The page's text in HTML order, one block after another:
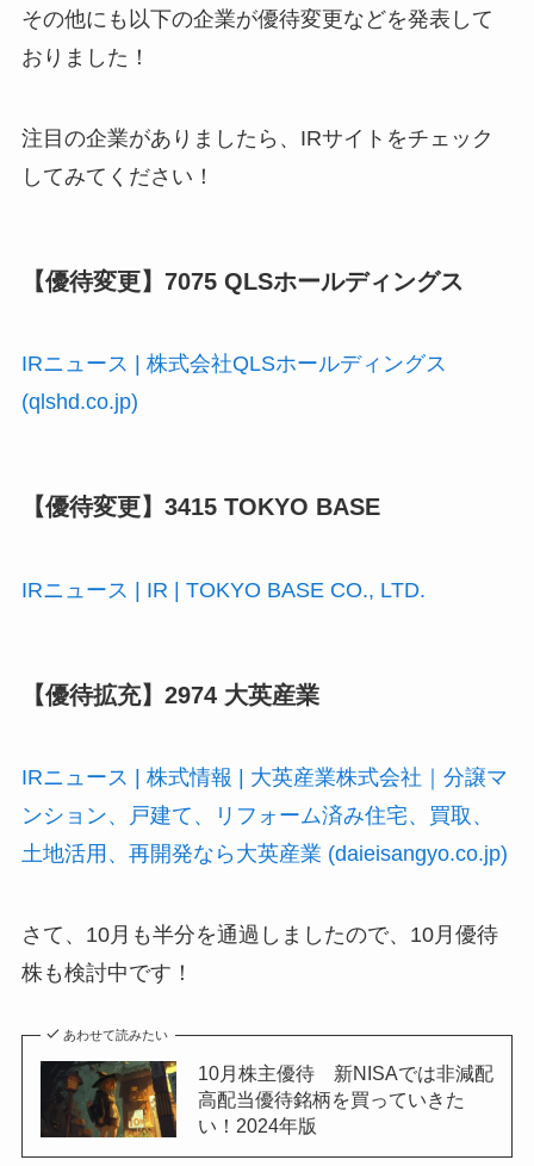
その他にも以下の企業が優待変更などを発表して
おりました！
注目の企業がありましたら、IRサイトをチェック
してみてください！
【優待変更】7075 QLSホールディングス
IRニュース | 株式会社QLSホールディングス
(qlshd.co.jp)
【優待変更】3415 TOKYO BASE
IRニュース | IR | TOKYO BASE CO., LTD.
【優待拡充】2974 大英産業
IRニュース | 株式情報 | 大英産業株式会社｜分譲マ
ンション、戸建て、リフォーム済み住宅、買取、
土地活用、再開発なら大英産業 (daieisangyo.co.jp)
さて、10月も半分を通過しましたので、10月優待
株も検討中です！
あわせて読みたい
10月株主優待 新NISAでは非減配
高配当優待銘柄を買っていきた
い！2024年版